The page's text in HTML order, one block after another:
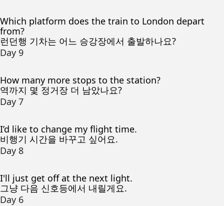
Which platform does the train to London depart
from?
런던행 기차는 어느 승강장에서 출발하나요?
Day 9
How many more stops to the station?
역까지 몇 정거장 더 남았나요?
Day 7
I’d like to change my flight time.
비행기 시간을 바꾸고 싶어요.
Day 8
I'll just get off at the next light.
그냥 다음 신호등에서 내릴게요.
Day 6